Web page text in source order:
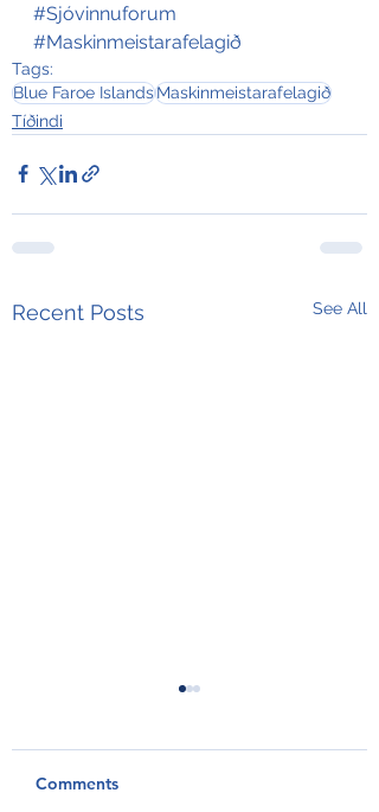
#Sjóvinnuforum
#Maskinmeistarafelagið
Tags:
Blue Faroe IslandsMaskinmeistarafelagið
Tíðindi
Recent Posts See All
Comments